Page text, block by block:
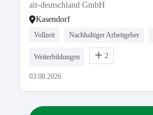
ait-deutschland GmbH
Kasendorf
Vollzeit Nachhaltiger Arbeitgeber
Weiterbildungen 2
03.08.2026